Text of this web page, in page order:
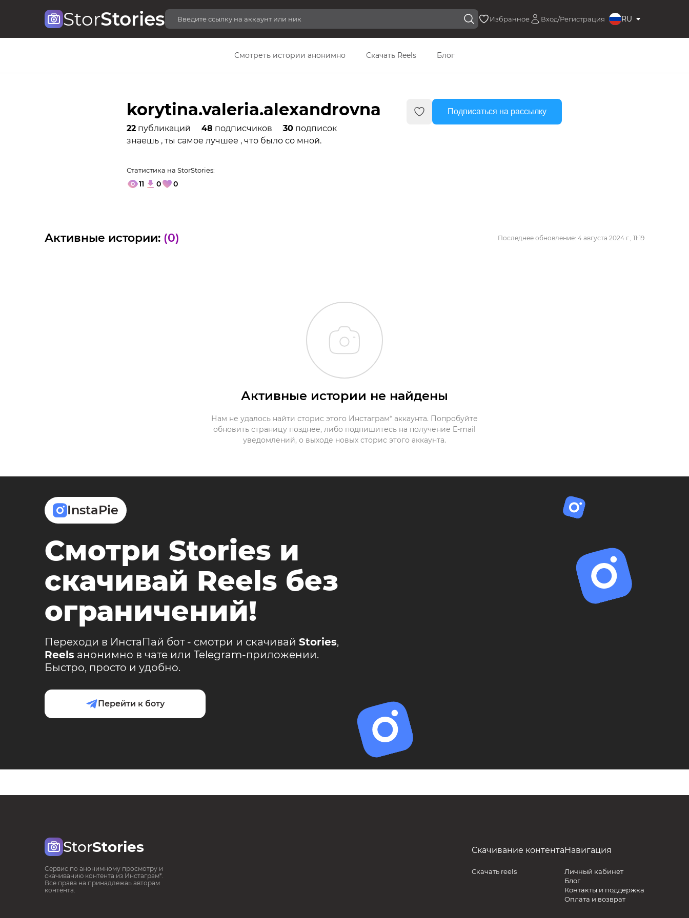
StorStories Избранное Вход/Регистрация RU
Смотреть истории анонимно Скачать Reels Блог
korytina.valeria.alexandrovna
22 публикаций 48 подписчиков 30 подписок
знаешь , ты самое лучшее , что было со мной.
Статистика на StorStories:
11 0 0
Подписаться на рассылку
Активные истории: (0) Последнее обновление: 4 августа 2024 г., 11:19
Активные истории не найдены
Нам не удалось найти сторис этого Инстаграм* аккаунта. Попробуйте
обновить страницу позднее, либо подпишитесь на получение E-mail
уведомлений, о выходе новых сторис этого аккаунта.
InstaPie
Смотри Stories и
скачивай Reels без
ограничений!
Переходи в ИнстаПай бот - смотри и скачивай Stories,
Reels анонимно в чате или Telegram-приложении.
Быстро, просто и удобно.
Перейти к боту
StorStories
Сервис по анонимному просмотру и
скачиванию контента из Инстаграм*.
Все права на принадлежаь авторам
контента.
Скачивание контента
Скачать reels
Навигация
Личный кабинет
Блог
Контакты и поддержка
Оплата и возврат